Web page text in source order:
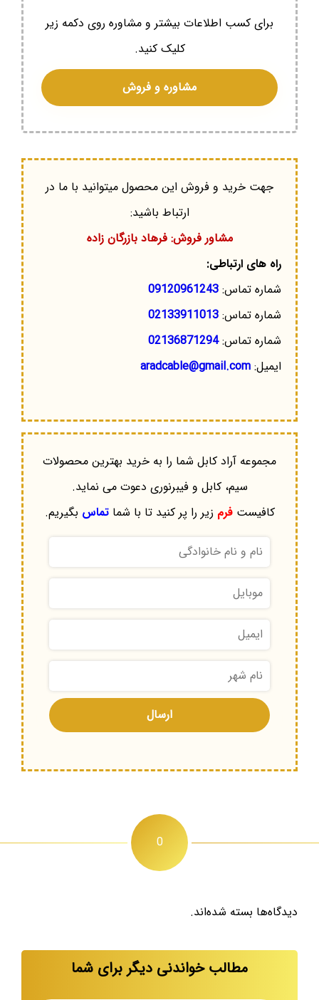
برای کسب اطلاعات بیشتر و مشاوره روی دکمه زیر
کلیک کنید.
مشاوره و فروش
جهت خرید و فروش این محصول میتوانید با ما در
ارتباط باشید:
مشاور فروش: فرهاد بازرگان زاده
راه های ارتباطی:
شماره تماس: 09120961243
شماره تماس: 02133911013
شماره تماس:02136871294
ایمیل: aradcable@gmail.com
مجموعه آراد کابل شما را به خرید بهترین محصولات
سیم، کابل و فیبرنوری دعوت می نماید.
کافیستفرم زیر را پر کنید تا با شماتماس بگیریم.
0
دیدگاه‌ها بسته شده‌اند.
مطالب خواندنی دیگر برای شما